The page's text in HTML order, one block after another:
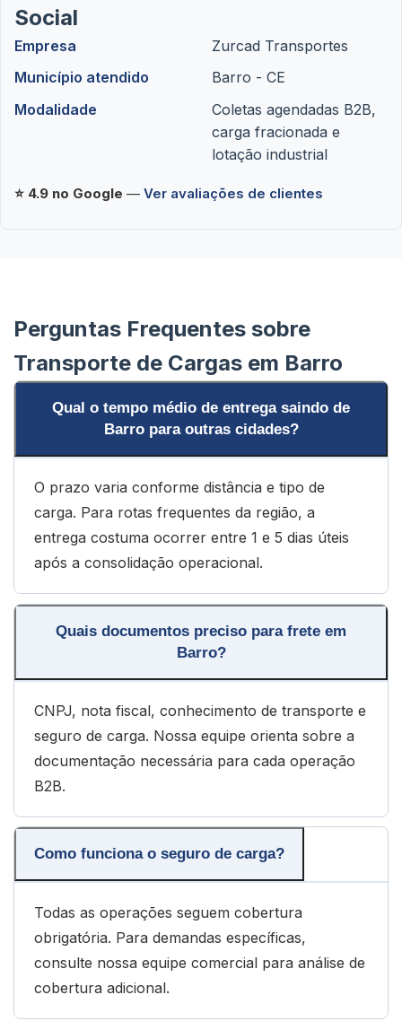
Social
Empresa
Zurcad Transportes
Município atendido
Barro - CE
Modalidade
Coletas agendadas B2B,
carga fracionada e
lotação industrial
⭐ 4.9 no Google — Ver avaliações de clientes
Perguntas Frequentes sobre
Transporte de Cargas em Barro
Qual o tempo médio de entrega saindo de
Barro para outras cidades?
O prazo varia conforme distância e tipo de
carga. Para rotas frequentes da região, a
entrega costuma ocorrer entre 1 e 5 dias úteis
após a consolidação operacional.
Quais documentos preciso para frete em
Barro?
CNPJ, nota fiscal, conhecimento de transporte e
seguro de carga. Nossa equipe orienta sobre a
documentação necessária para cada operação
B2B.
Como funciona o seguro de carga?
Todas as operações seguem cobertura
obrigatória. Para demandas específicas,
consulte nossa equipe comercial para análise de
cobertura adicional.